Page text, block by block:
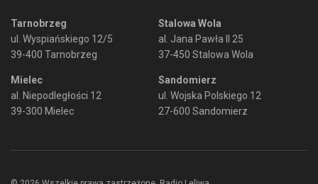
Tarnobrzeg
ul. Wyspiańskiego 12/5
39-400 Tarnobrzeg
Mielec
al. Niepodległości 12
39-300 Mielec
Stalowa Wola
al. Jana Pawła II 25
37-450 Stalowa Wola
Sandomierz
ul. Wojska Polskiego 12
27-600 Sandomierz